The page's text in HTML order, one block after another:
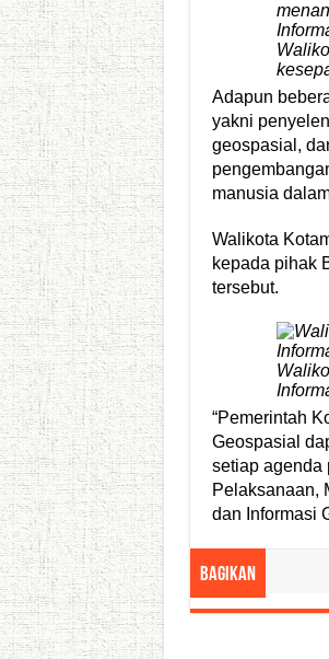
Adapun
yakni
geospasial,
manusia
Walikota
kepada pihak
tersebut.
“Pemerintah
Geospasial
setiap agenda
Pelaksanaan,
dan Informasi
Bagikan